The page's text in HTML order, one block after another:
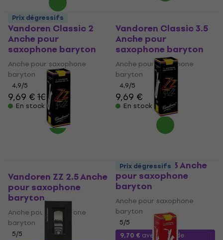
Vandoren Classic 2
Anche pour
saxophone baryton
Anche pour saxophone
baryton
4,9/5
9,69 €10,90 €
En stock
Vandoren Classic 3.5
Anche pour
saxophone baryton
Anche pour saxophone
baryton
4,9/5
9,69 €
En stock
Prix dégressifs
Vandoren ZZ 2.5 Anche
pour saxophone
baryton
Anche pour saxophone
baryton
5/5
Vandoren ZZ 3 Anche
pour saxophone
baryton
Anche pour saxophone
baryton
5/5
9,70 € avec le code
Prix dégressifs